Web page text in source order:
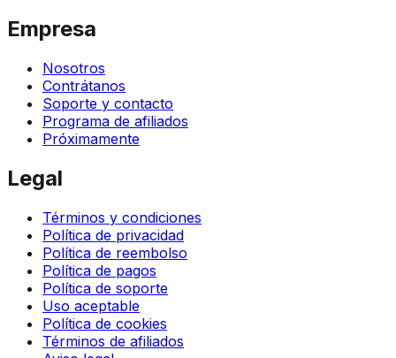
Empresa
Nosotros
Contrátanos
Soporte y contacto
Programa de afiliados
Próximamente
Legal
Términos y condiciones
Política de privacidad
Política de reembolso
Política de pagos
Política de soporte
Uso aceptable
Política de cookies
Términos de afiliados